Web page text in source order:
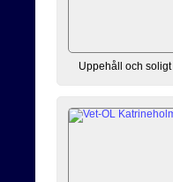
Uppehåll och